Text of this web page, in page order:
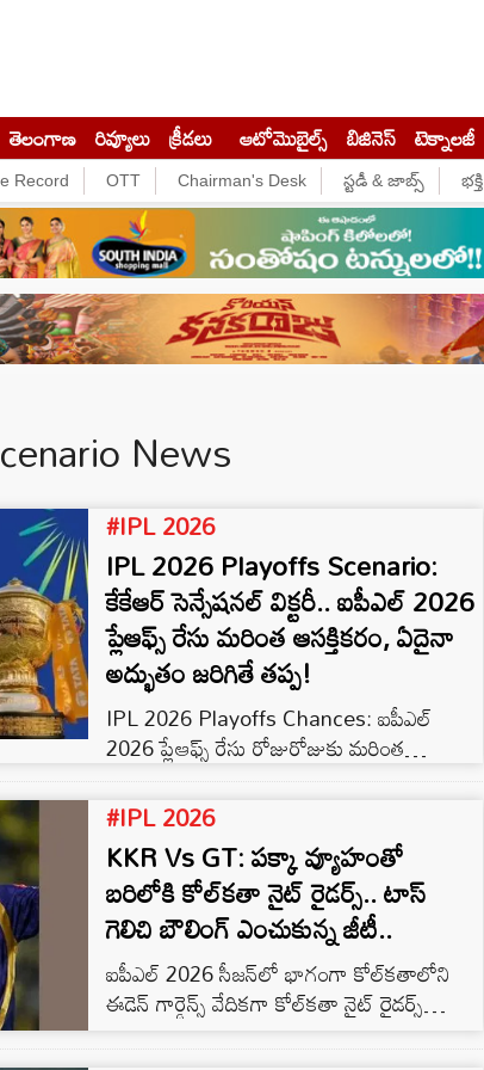
తెలంగాణ రివ్యూలు క్రీడలు ఆటోమొబైల్స్ బిజినెస్‌ టెక్నాలజీ
Record OTT Chairman's Desk స్టడీ & జాబ్స్ భక్తి
News
#IPL 2026
IPL 2026 Playoffs Scenario:
కేకేఆర్ సెన్సేషనల్ విక్టరీ.. ఐపీఎల్ 2026
ప్లేఆఫ్స్ రేసు మరింత ఆసక్తికరం, ఏదైనా
అద్భుతం జరిగితే తప్ప!
IPL 2026 Playoffs Chances: ఐపీఎల్
2026 ప్లేఆఫ్స్ రేసు రోజురోజుకు మరింత
ఉత్కంఠగా మారుతోంది. శనివారం కోల్‌కతాలోని
ఈడెన్ గార్డెన్స్ వేదికగా జరిగిన కీలక మ్యాచ్‌లో
కోల్‌కతా నైట్ రైడర్స్ 29 పరుగుల తేడాతో గుజరాత్
టైటాన్స్‌పై ఘన విజయం సాధించింది. ఈ
విజయంతో కేకేఆర్ ప్లేఆఫ్స్ ఆశలను సజీవంగా
ఉంచుకుంది. మరోవైపుకు అధికారిక ప్లేఆఫ్స్ బెర్త్
ఖాయం చేసుకోవడమే కాకుండా.. టాప్
లేపుదామనుకున్న జీటీకి షాక్ తగిలింది. కేకేఆర్
సెన్సేషనల్ విక్టరీతో పాయింట్ల పట్టికలో…
#IPL 2026
KKR Vs GT: పక్కా వ్యూహంతో
బరిలోకి కోల్‌కతా నైట్ రైడర్స్.. టాస్
గెలిచి బౌలింగ్ ఎంచుకున్న జీటీ..
ఐపీఎల్ 2026 సీజన్‌లో భాగంగా కోల్‌కతాలోని
ఈడెన్ గార్డెన్స్ వేదికగా కోల్‌కతా నైట్ రైడర్స్
(KKR), గుజరాత్ టైటాన్స్ (GT) మధ్య జరుగుతున్న